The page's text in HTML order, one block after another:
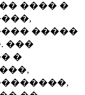
���� �
�����
���
�